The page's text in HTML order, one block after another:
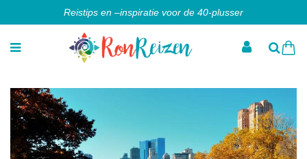
Reistips en –inspiratie voor de 40-plusser